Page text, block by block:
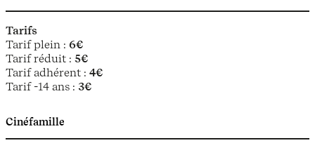
Tarifs
Tarif plein : 6€
Tarif réduit : 5€
Tarif adhérent : 4€
Tarif -14 ans : 3€
Cinéfamille